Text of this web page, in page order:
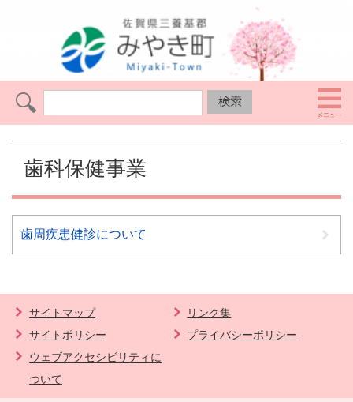
歯科保健事業
歯周疾患健診について
サイトマップ
リンク集
サイトポリシー
プライバシーポリシー
ウェブアクセシビリティに
ついて